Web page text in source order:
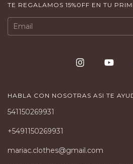
TE REGALAMOS 15%0FF EN TU
HABLA CON NOSOTRAS ASI TE
541150269931
+5491150269931
mariac.clothes@gmail.com